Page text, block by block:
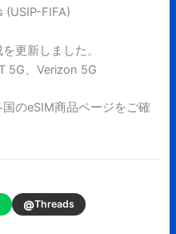
(USIP-FIFA)
更新しました。
5G、Verizon 5G
のeSIM商品ページをご確
@Threads